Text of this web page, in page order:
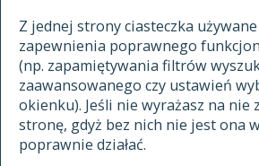
Z jednej strony ciasteczka
zapewnienia poprawnego
(np. zapamiętywania filtrów
zaawansowanego czy ustawień
okienku). Jeśli nie wyrażasz na nie
stronę, gdyż bez nich nie jest ona
poprawnie działać.
autorzy tekstów źródłowych
zasady opracowania
statystyki
najnowsze hasła
ostatnio zmodyfikowane hasła
XVII I XVIII
znajdź hasła
zaczynające się od